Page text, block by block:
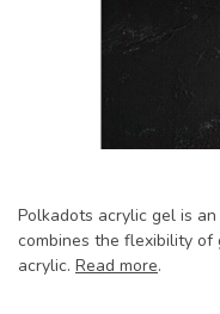
Polkadots acrylic gel is
combines the flexibility
acrylic. Read more.